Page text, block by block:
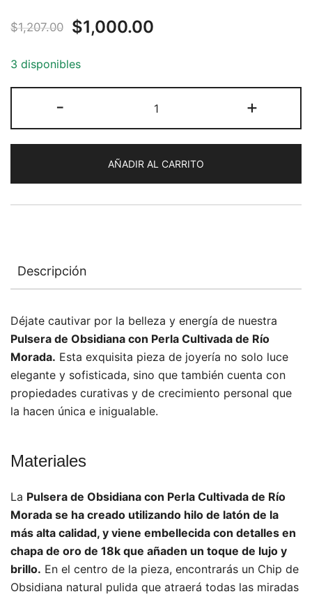
$1,207.00
Original
was:
$1,000.00
is:
$1,000.00.
3 disponibles
-
de
Obsidiana
Perla
Cultivada
de
+
AÑADIR AL CARRITO
Descripción
Déjate cautivar por la belleza y energía de nuestra
Pulsera de Obsidiana con Perla Cultivada de Río
Morada. Esta exquisita pieza de joyería no solo luce
elegante y sofisticada, sino que también cuenta con
propiedades curativas y de crecimiento personal que
la hacen única e inigualable.
Materiales
La Pulsera de Obsidiana con Perla Cultivada de Río
Morada se ha creado utilizando hilo de latón de la
más alta calidad, y viene embellecida con detalles en
chapa de oro de 18k que añaden un toque de lujo y
brillo. En el centro de la pieza, encontrarás un Chip de
Obsidiana natural pulida que atraerá todas las miradas